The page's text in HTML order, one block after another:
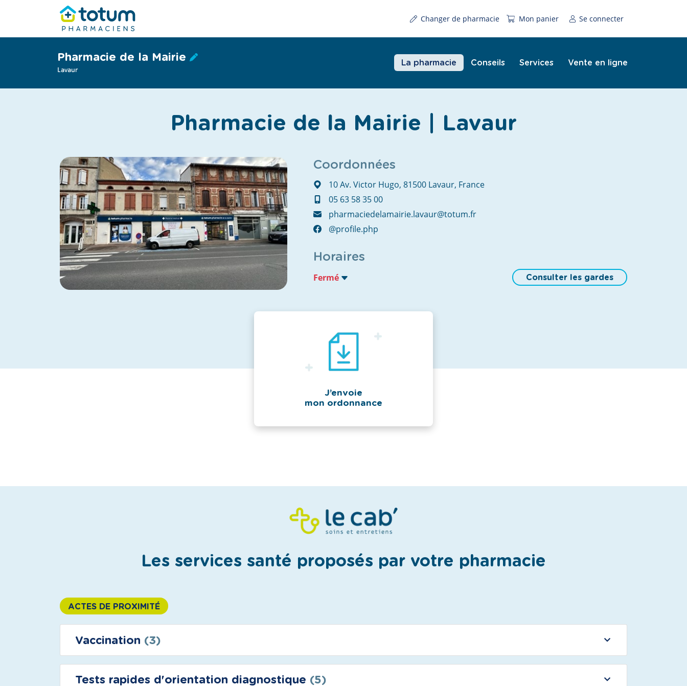
Changer de pharmacie Mon panier Se connecter
Pharmacie de la Mairie
Lavaur
La pharmacie Conseils Services Vente en ligne
Pharmacie de la Mairie | Lavaur
Coordonnées
10 Av. Victor Hugo, 81500 Lavaur, France
05 63 58 35 00
pharmaciedelamairie.lavaur@totum.fr
@profile.php
Horaires
Fermé Consulter les gardes
J’envoie
mon ordonnance
Les services santé proposés par votre pharmacie
ACTES DE PROXIMITÉ
Vaccination (3)
Tests rapides d'orientation diagnostique (5)